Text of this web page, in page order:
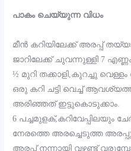
പാകം ചെയ്യുന്ന വിധം
മീൻ കറിയിലേക്ക് അരപ്പ്
ജാറിലേക്ക് ചുവന്നുള്ളി 7
½ മുറി തക്കാളി,കുറച്ചു
ഒരു കറി ചട്ടി വെച്ച്
അരിഞ്ഞത് ഇട്ടുകൊടുക്കാം.
6 പച്ചമുളക്,കറിവേപ്പിലയും
നേരത്തെ അരച്ചെടുത്ത അരപ്പു
അരപ്പ് നന്നായി വഴണ്ട്